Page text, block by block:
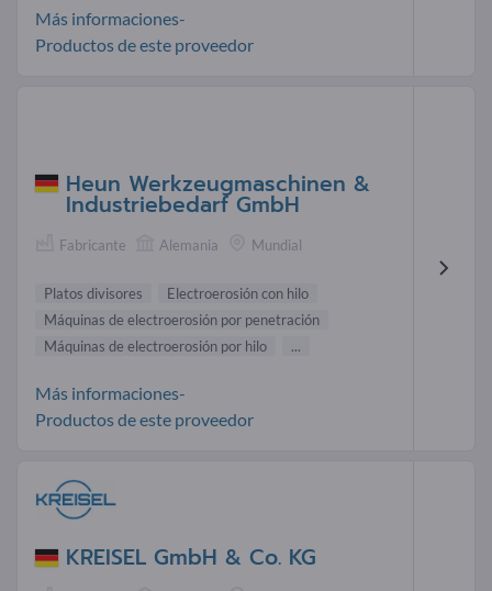
Más informaciones-
Productos de este proveedor
Heun Werkzeugmaschinen &
Industriebedarf GmbH
Fabricante Alemania Mundial
Platos divisores
Electroerosión con hilo
Máquinas de electroerosión por penetración
Máquinas de electroerosión por hilo
...
Más informaciones-
Productos de este proveedor
KREISEL GmbH & Co. KG